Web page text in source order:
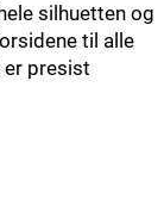
silhuetten og
til alle
er presist